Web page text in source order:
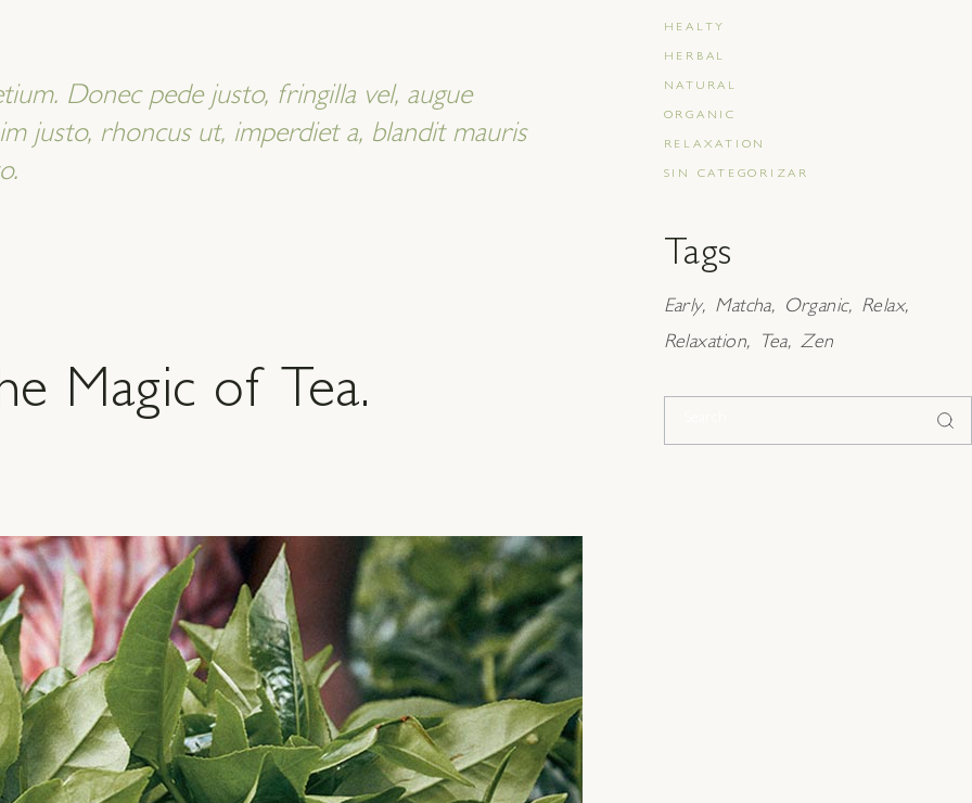
Donec pede justo, fringilla vel, augue
justo, rhoncus ut, imperdiet a, blandit mauris
Magic of Tea.
HEALTY
HERBAL
NATURAL
ORGANIC
RELAXATION
SIN CATEGORIZAR
Tags
Early Matcha Organic
Relax
Relaxation
Tea Zen